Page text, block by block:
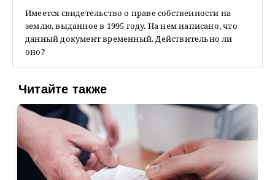
Имеется свидетельство о праве собственности на
землю, выданное в 1995 году. На нем написано, что
данный документ временный. Действительно ли
оно?
Читайте также